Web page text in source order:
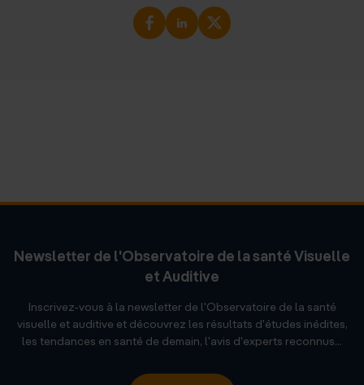
Newsletter de l'Observatoire de la santé Visuelle
et Auditive
Inscrivez-vous à la newsletter de l'Observatoire de la santé
visuelle et auditive et découvrez les résultats d'études inédites,
les tendances en santé de demain, l'avis d'experts reconnus...